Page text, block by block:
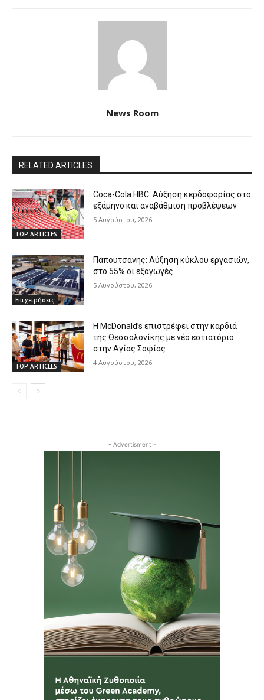
News Room
RELATED ARTICLES
TOP ARTICLES
Coca-Cola HBC: Αύξηση κερδοφορίας στο
εξάμηνο και αναβάθμιση προβλέψεων
5 Αυγούστου, 2026
Επιχειρήσεις
Παπουτσάνης: Αύξηση κύκλου εργασιών,
στο 55% οι εξαγωγές
5 Αυγούστου, 2026
TOP ARTICLES
Η McDonald’s επιστρέφει στην καρδιά
της Θεσσαλονίκης με νέο εστιατόριο
στην Αγίας Σοφίας
4 Αυγούστου, 2026
- Advertisment -